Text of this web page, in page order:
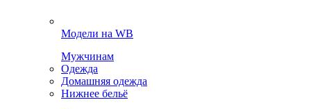
Модели на WB
Мужчинам
Одежда
Домашняя одежда
Нижнее бельё